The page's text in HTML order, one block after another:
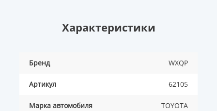
Характеристики
Бренд WXQP
Артикул 62105
Марка автомобиля TOYOTA